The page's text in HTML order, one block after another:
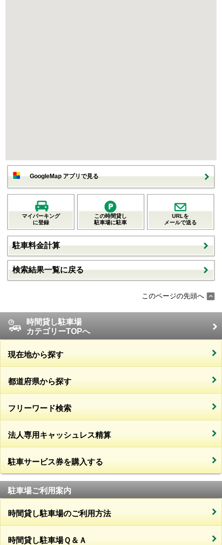
GoogleMap アプリで見る
マイパーキング
に登録
この時間貸し
駐車場に駐車
URLを
メールで送る
駐車料金計算
検索結果一覧に戻る
このページの先頭へ
時間貸し駐車場
カテゴリーTOPへ
現在地から探す
都道府県から探す
フリーワード検索
法人専用キャッシュレス精算
駐車サービス券を購入する
駐車場ご利用案内
時間貸し駐車場のご利用方法
時間貸し駐車場Ｑ＆Ａ